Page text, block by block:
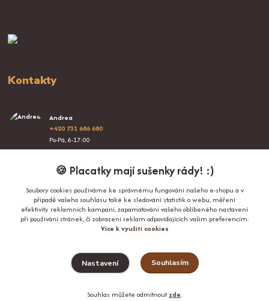
Kontakty
Andrea
+420 731 686 680
Po-Pá, 8-17:00
info@proplacatky.cz
Upravit sběr cookies.
🍪 Placatky mají sušenky rády! :)
Soubory cookies používáme ke správnému fungování našeho e-shopu a v
případě vašeho souhlasu také ke sledování statistik o webu, měření
efektivity reklamních kampaní, zapamatování vašeho oblíbeného nastavení
při používání stránek, či zobrazení reklam odpovídajících vašim preferencím.
Více k využití cookies
Nastavení Souhlasím
Souhlas můžete odmítnoutzde.